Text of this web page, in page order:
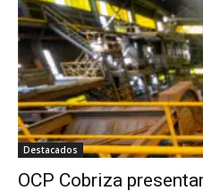
Destacados
OCP Cobriza